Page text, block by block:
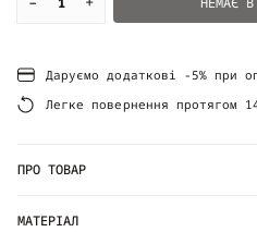
Даруємо додаткові -5% при
Легке повернення протягом
ПРО ТОВАР
МАТЕРІАЛ